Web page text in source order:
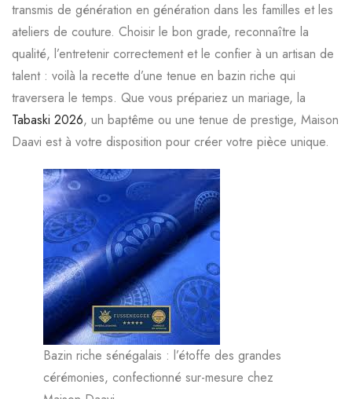
transmis de génération en génération dans les familles et les
ateliers de couture. Choisir le bon grade, reconnaître la
qualité, l’entretenir correctement et le confier à un artisan de
talent : voilà la recette d’une tenue en bazin riche qui
traversera le temps. Que vous prépariez un mariage, la
Tabaski 2026, un baptême ou une tenue de prestige, Maison
Daavi est à votre disposition pour créer votre pièce unique.
Bazin riche sénégalais : l’étoffe des grandes
cérémonies, confectionné sur-mesure chez